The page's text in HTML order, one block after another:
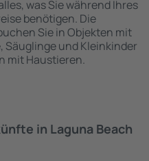
was Sie während Ihres
benötigen. Die
Sie in Objekten mit
und Kleinkinder
mit Haustieren.
in Laguna Beach